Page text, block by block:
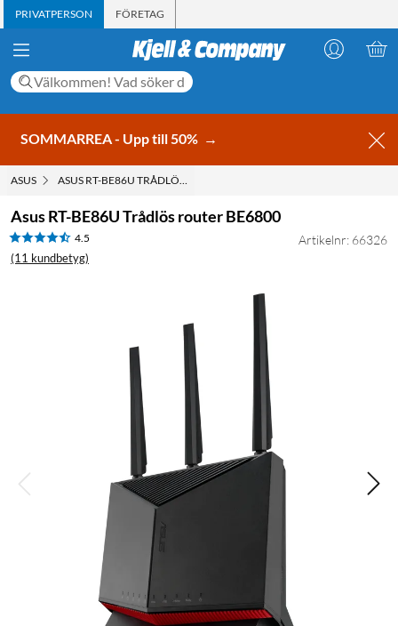
PRIVATPERSON FÖRETAG
SOMMARREA - Upp till 50% →
ASUS ASUS RT-BE86U TRÅDLÖS ROUTER BE6800
Asus RT-BE86U Trådlös router BE6800
4.5
(11 kundbetyg)
Artikelnr: 66326